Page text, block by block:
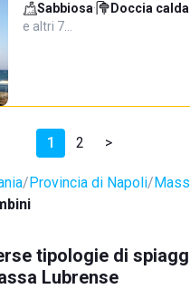
Sabbiosa· Doccia calda
e altri 7…
1 2 >
Provincia di Napoli
tipologie di
Lubrense